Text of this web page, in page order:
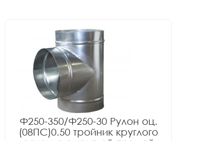
Ф250-350/Ф250-30 Рулон оц.
(08ПС)0.50 тройник круглого